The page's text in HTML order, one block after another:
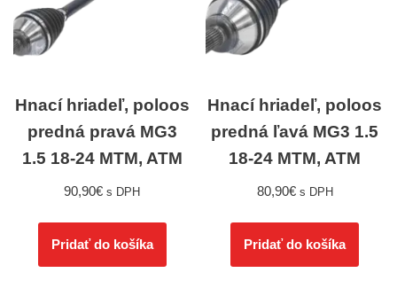
Hnací hriadeľ, poloos
predná pravá MG3
1.5 18-24 MTM, ATM
90,90€ s DPH
Pridať do košíka
Hnací hriadeľ, poloos
predná ľavá MG3 1.5
18-24 MTM, ATM
80,90€ s DPH
Pridať do košíka